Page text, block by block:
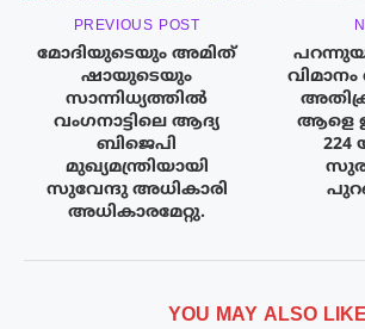
PREVIOUS POST
മോദിയുടെയും അമിത്
ഷായുടെയും
സാന്നിധ്യത്തിൽ
വംഗനാട്ടിലെ ആദ്യ
ബിജെപി
മുഖ്യമന്ത്രിയായി
സുവേന്ദു അധികാരി
അധികാരമേറ്റു.
ആളെ
224
YOU MAY ALSO LIKE